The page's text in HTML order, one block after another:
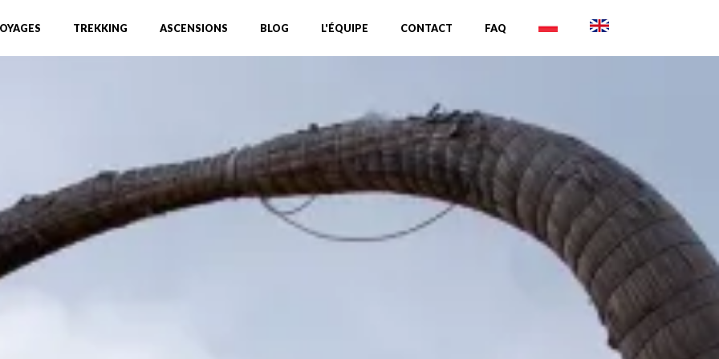
TREKKING ASCENSIONS BLOG L'ÉQUIPE CONTACT FAQ